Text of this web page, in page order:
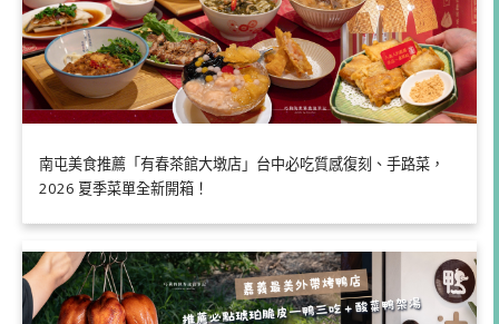
南屯美食推薦「有春茶館大墩店」台中必吃質感復刻、手路菜，
2026 夏季菜單全新開箱！